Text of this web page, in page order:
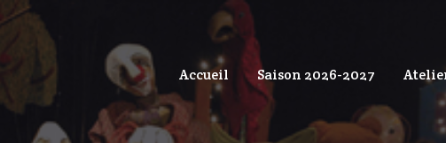
Accueil Saison 2026-2027